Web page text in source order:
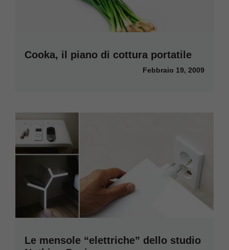
Cooka, il piano di cottura portatile
Febbraio 19, 2009
Le mensole “elettriche” dello studio